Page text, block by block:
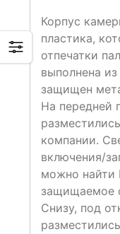
Корпус
пластика,
отпечатки
выполнена
защищен
На передней
компании.
включения/
можно найти
защищаемое
Снизу, под